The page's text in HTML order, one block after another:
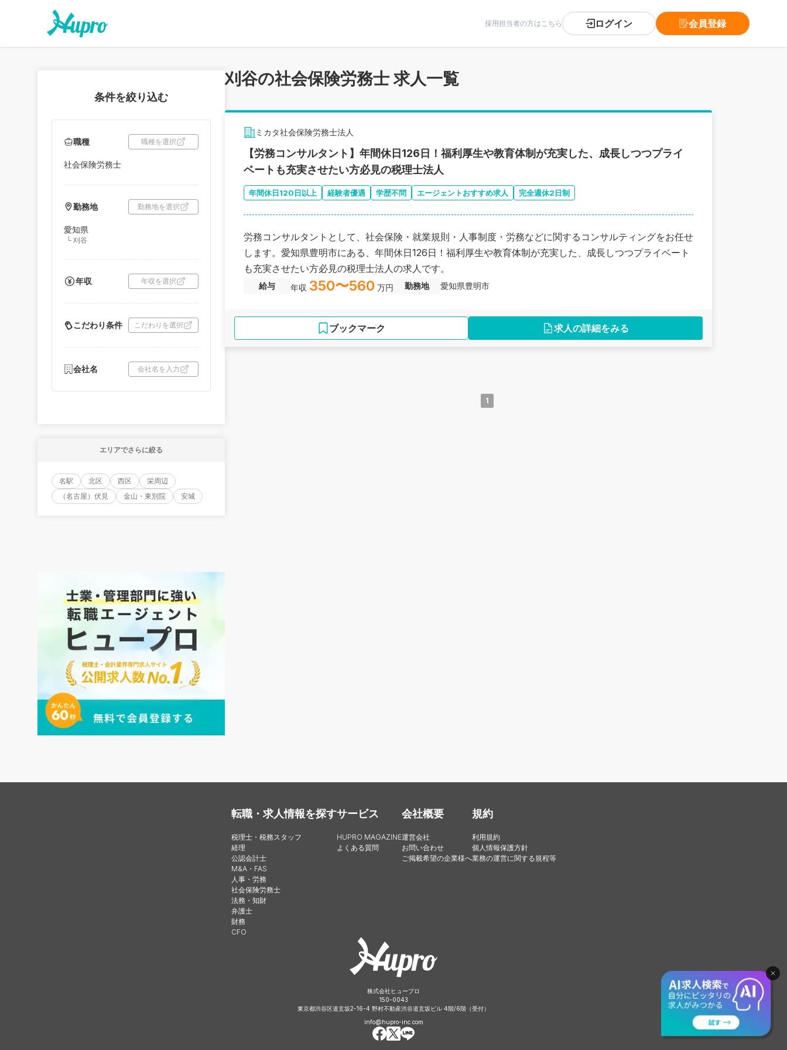
採用担当者の方はこちら ログイン 会員登録
条件を絞り込む
職種 職種を選択
社会保険労務士
勤務地 勤務地を選択
愛知県
└ 刈谷
年収 年収を選択
こだわり条件 こだわりを選択
会社名 会社名を入力
エリアでさらに絞る
名駅 北区 西区
栄周辺
（名古屋）伏見
金山・東別院 安城
刈谷の社会保険労務士 求人一覧
ミカタ社会保険労務士法人
【労務コンサルタント】年間休日126日！福利厚生や教育体制が充実した、成長しつつプライ
ベートも充実させたい方必見の税理士法人
年間休日120日以上 経験者優遇 学歴不問 エージェントおすすめ求人 完全週休2日制
労務コンサルタントとして、社会保険・就業規則・人事制度・労務などに関するコンサルティングをお任せ
します。愛知県豊明市にある、年間休日126日！福利厚生や教育体制が充実した、成長しつつプライベート
も充実させたい方必見の税理士法人の求人です。
給与 年収 350〜560 万円 勤務地 愛知県豊明市
ブックマーク 求人の詳細をみる
1
転職・求人情報を探す
税理士・税務スタッフ
経理
公認会計士
M&A・FAS
人事・労務
社会保険労務士
法務・知財
弁護士
財務
CFO
サービス
HUPRO MAGAZINE
よくある質問
会社概要
運営会社
お問い合わせ
ご掲載希望の企業様へ
規約
利用規約
個人情報保護方針
業務の運営に関する規程等
株式会社ヒュープロ
150-0043
東京都渋谷区道玄坂2-16-4 野村不動産渋谷道玄坂ビル 4階/6階（受付）
info@hupro-inc.com